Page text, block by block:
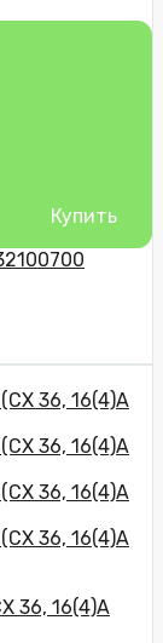
Купить
36, 16(4)A